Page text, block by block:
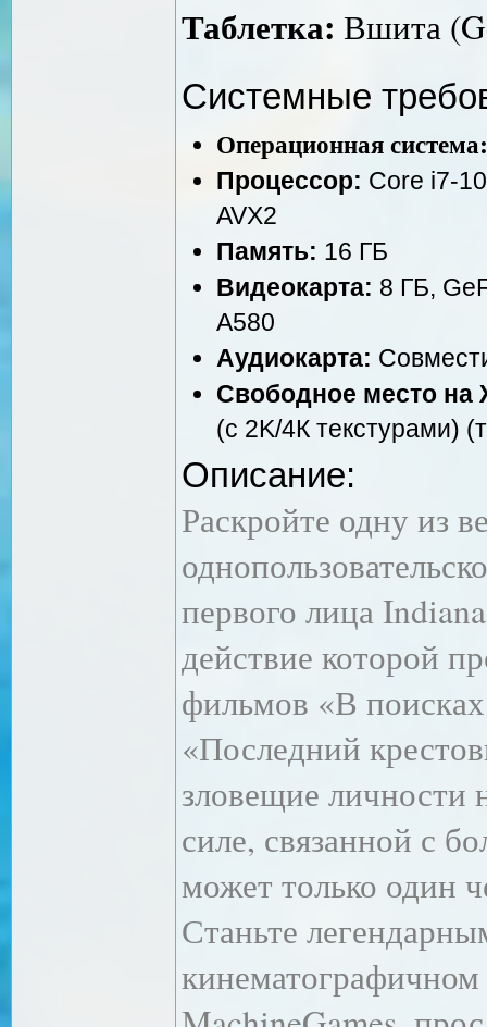
Таблетка: Вшита
Системные
Операционная система:
Процессор: Core i7-
AVX2
Память: 16 ГБ
Видеокарта: 8 ГБ,
A580
Аудиокарта:
Свободное место
(с 2K/4К текстурами)
Описание:
Раскройте одну из
первого лица
действие которой
фильмов «В поисках
«Последний
зловещие личности
силе, связанной с
может только один
Станьте